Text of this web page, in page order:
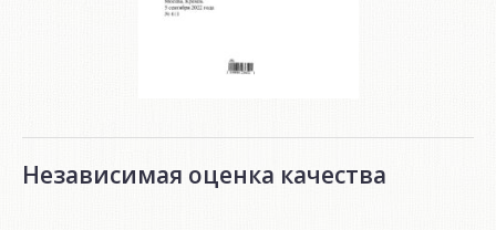
Независимая оценка качества